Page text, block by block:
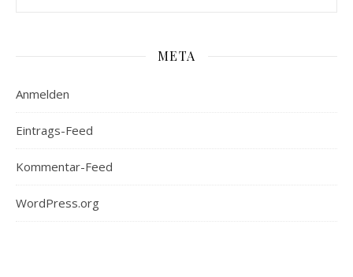
META
Anmelden
Eintrags-Feed
Kommentar-Feed
WordPress.org